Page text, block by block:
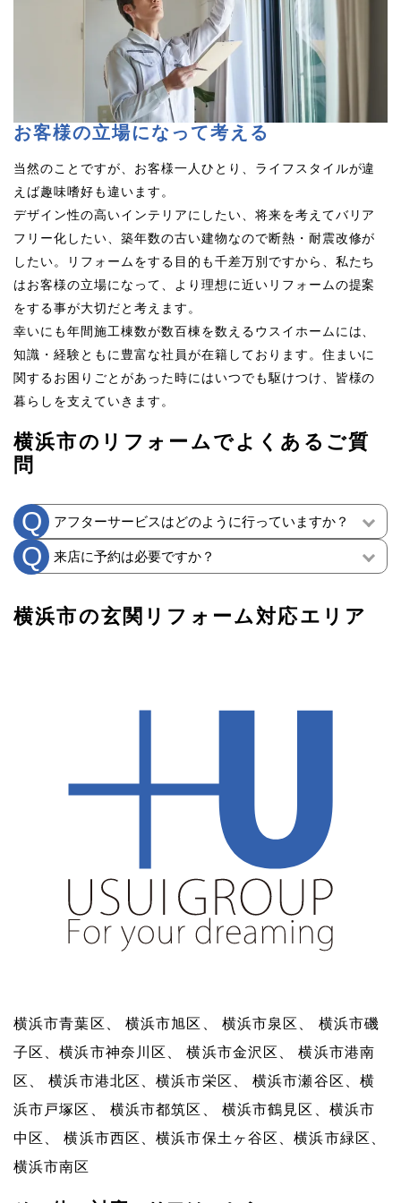
お客様の立場になって考える
当然のことですが、お客様一人ひとり、ライフスタイルが違
えば趣味嗜好も違います。
デザイン性の高いインテリアにしたい、将来を考えてバリア
フリー化したい、築年数の古い建物なので断熱・耐震改修が
したい。リフォームをする目的も千差万別ですから、私たち
はお客様の立場になって、より理想に近いリフォームの提案
をする事が大切だと考えます。
幸いにも年間施工棟数が数百棟を数えるウスイホームには、
知識・経験ともに豊富な社員が在籍しております。住まいに
関するお困りごとがあった時にはいつでも駆けつけ、皆様の
暮らしを支えていきます。
横浜市のリフォームでよくあるご質
問
アフターサービスはどのように行っていますか？
来店に予約は必要ですか？
横浜市の玄関リフォーム対応エリア
横浜市青葉区、 横浜市旭区、 横浜市泉区、 横浜市磯
子区、横浜市神奈川区、 横浜市金沢区、 横浜市港南
区、 横浜市港北区、横浜市栄区、 横浜市瀬谷区、横
浜市戸塚区、 横浜市都筑区、 横浜市鶴見区、横浜市
中区、 横浜市西区、横浜市保土ヶ谷区、横浜市緑区、
横浜市南区